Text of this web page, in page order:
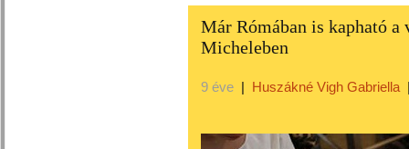
Már Rómában is kapható
Micheleben
9 éve | Huszákné Vigh Gabriella